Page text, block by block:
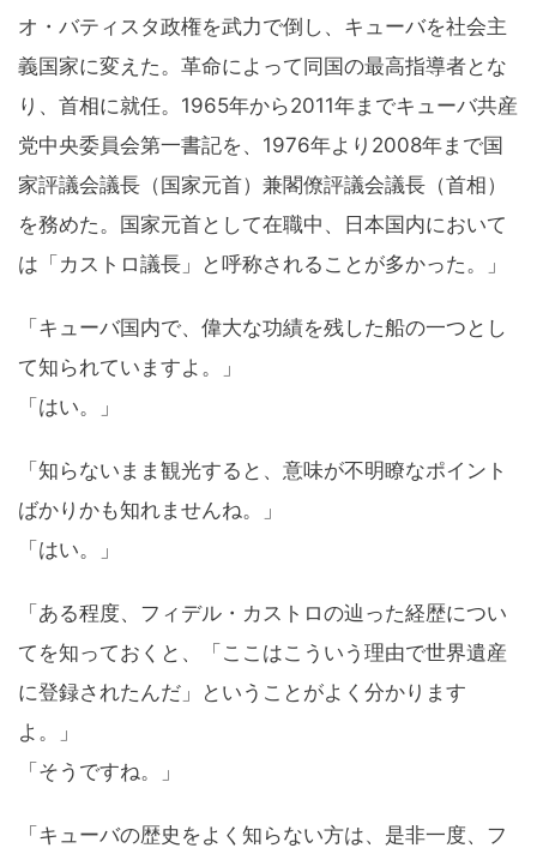
オ・バティスタ政権を武力で倒し、キューバを社会主
義国家に変えた。革命によって同国の最高指導者とな
り、首相に就任。1965年から2011年までキューバ共産
党中央委員会第一書記を、1976年より2008年まで国
家評議会議長（国家元首）兼閣僚評議会議長（首相）
を務めた。国家元首として在職中、日本国内において
は「カストロ議長」と呼称されることが多かった。」
「キューバ国内で、偉大な功績を残した船の一つとし
て知られていますよ。」
「はい。」
「知らないまま観光すると、意味が不明瞭なポイント
ばかりかも知れませんね。」
「はい。」
「ある程度、フィデル・カストロの辿った経歴につい
てを知っておくと、「ここはこういう理由で世界遺産
に登録されたんだ」ということがよく分かります
よ。」
「そうですね。」
「キューバの歴史をよく知らない方は、是非一度、フ